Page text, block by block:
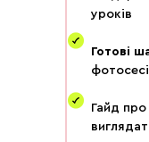
зйомка
уроків
Готові
Гайд